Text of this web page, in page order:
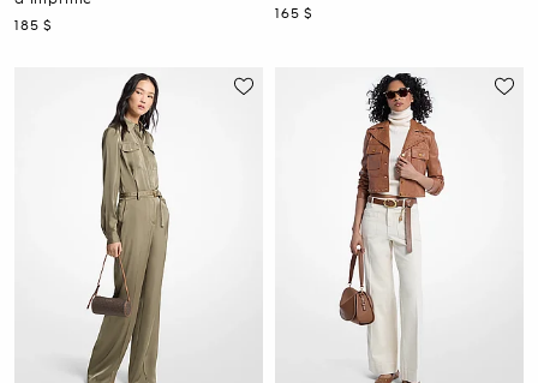
maintenant
185 $
maintenant
165 $